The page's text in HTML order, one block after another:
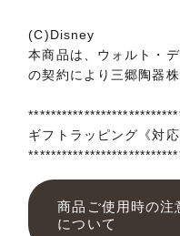
(C)Disney
本商品は、ウォルト・
の契約により三郷陶器
ギフトラッピング《対応
商品ご使用時の注
について